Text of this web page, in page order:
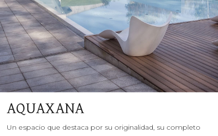
AQUAXANA
Un espacio que destaca por su originalidad, su completo